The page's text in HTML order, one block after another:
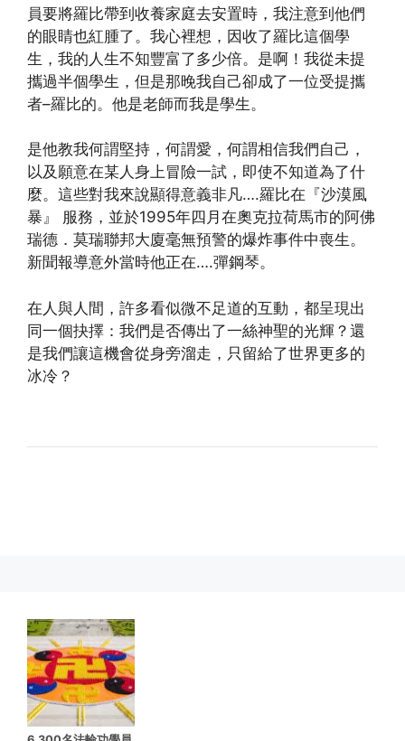
員要將羅比帶到收養家庭去安置時，我注意到他們
的眼睛也紅腫了。我心裡想，因收了羅比這個學
生，我的人生不知豐富了多少倍。是啊！我從未提
攜過半個學生，但是那晚我自己卻成了一位受提攜
者–羅比的。他是老師而我是學生。
是他教我何謂堅持，何謂愛，何謂相信我們自己，
以及願意在某人身上冒險一試，即使不知道為了什
麼。這些對我來說顯得意義非凡….羅比在『沙漠風
暴』 服務，並於1995年四月在奧克拉荷馬市的阿佛
瑞德．莫瑞聯邦大廈毫無預警的爆炸事件中喪生。
新聞報導意外當時他正在….彈鋼琴。
在人與人間，許多看似微不足道的互動，都呈現出
同一個抉擇：我們是否傳出了一絲神聖的光輝？還
是我們讓這機會從身旁溜走，只留給了世界更多的
冰冷？